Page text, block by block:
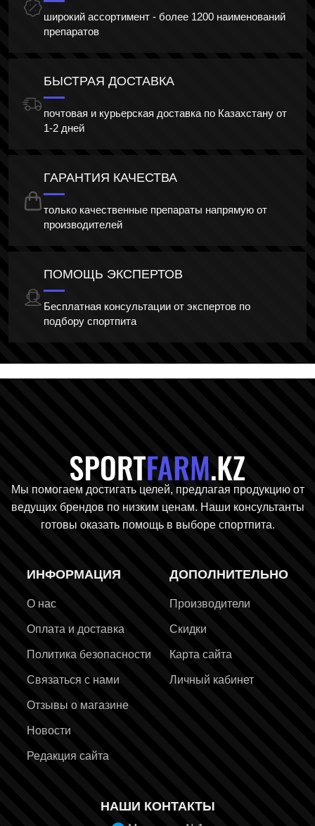
широкий ассортимент - более 1200 наименований
препаратов
БЫСТРАЯ ДОСТАВКА
почтовая и курьерская доставка по Казахстану от
1-2 дней
ГАРАНТИЯ КАЧЕСТВА
только качественные препараты напрямую от
производителей
ПОМОЩЬ ЭКСПЕРТОВ
Бесплатная консультации от экспертов по
подбору спортпита
Мы помогаем достигать целей, предлагая продукцию от
ведущих брендов по низким ценам. Наши консультанты
готовы оказать помощь в выборе спортпита.
ИНФОРМАЦИЯ
О нас
Оплата и доставка
Политика безопасности
Связаться с нами
Отзывы о магазине
Новости
Редакция сайта
ДОПОЛНИТЕЛЬНО
Производители
Скидки
Карта сайта
Личный кабинет
НАШИ КОНТАКТЫ